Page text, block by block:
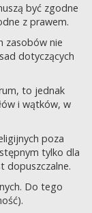
być zgodne
z prawem.
zasobów nie
dotyczących
to jednak
i wątków, w
poza
tylko dla
dopuszczalne.
Do tego